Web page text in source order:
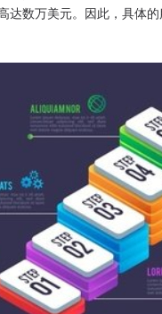
达数万美元。因此，具体